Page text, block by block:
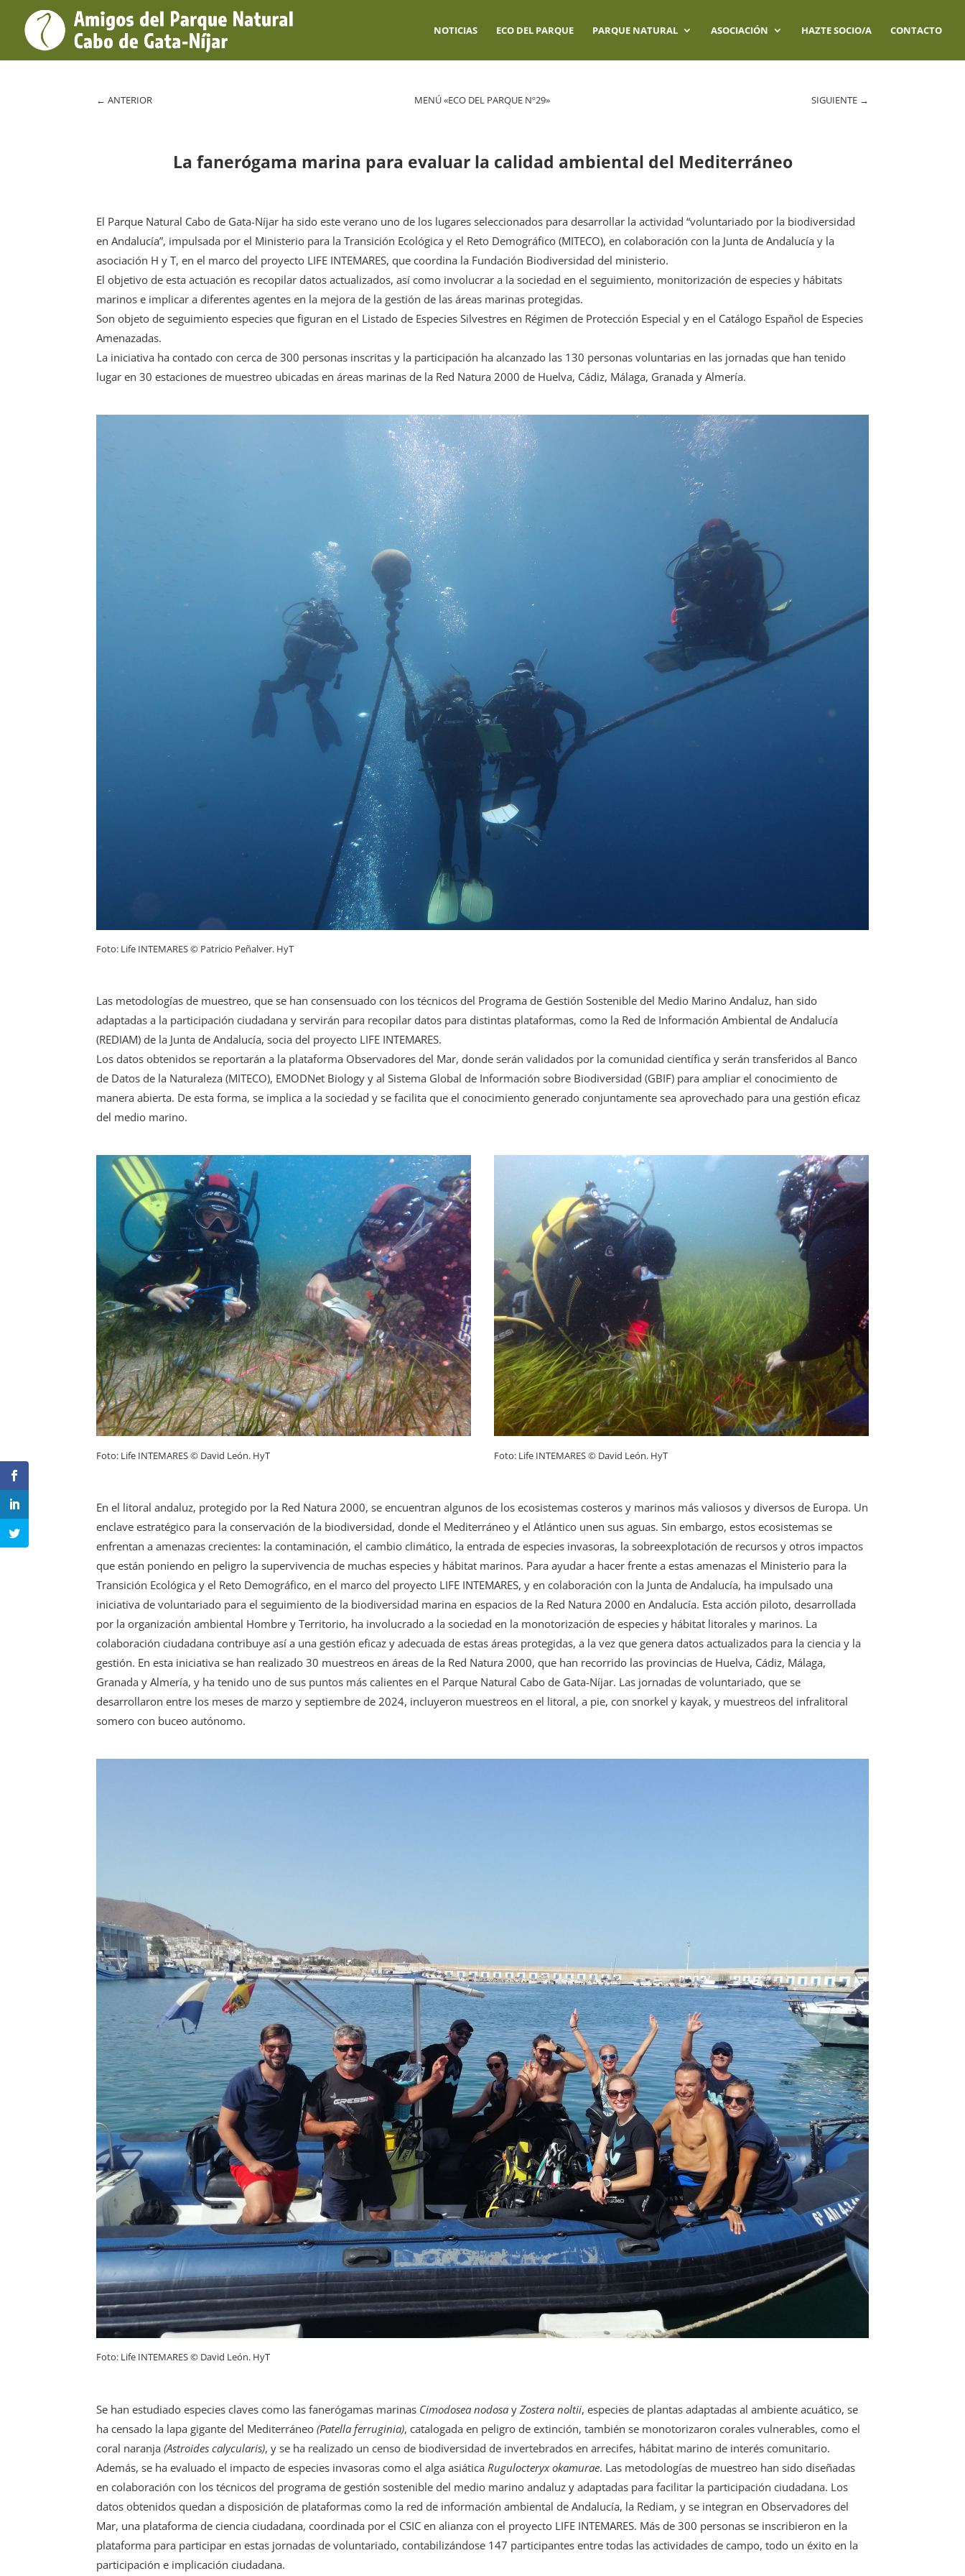
NOTICIAS ECO DEL PARQUE PARQUE NATURAL ASOCIACIÓN HAZTE SOCIO/A CONTACTO
←ANTERIOR MENÚ «ECO DEL PARQUE Nº29» SIGUIENTE →
La fanerógama marina para evaluar la calidad ambiental del Mediterráneo
El Parque Natural Cabo de Gata-Níjar ha sido este verano uno de los lugares seleccionados para desarrollar la actividad “voluntariado por la biodiversidad
en Andalucía”, impulsada por el Ministerio para la Transición Ecológica y el Reto Demográfico (MITECO), en colaboración con la Junta de Andalucía y la
asociación H y T, en el marco del proyecto LIFE INTEMARES, que coordina la Fundación Biodiversidad del ministerio.
El objetivo de esta actuación es recopilar datos actualizados, así como involucrar a la sociedad en el seguimiento, monitorización de especies y hábitats
marinos e implicar a diferentes agentes en la mejora de la gestión de las áreas marinas protegidas.
Son objeto de seguimiento especies que figuran en el Listado de Especies Silvestres en Régimen de Protección Especial y en el Catálogo Español de Especies
Amenazadas.
La iniciativa ha contado con cerca de 300 personas inscritas y la participación ha alcanzado las 130 personas voluntarias en las jornadas que han tenido
lugar en 30 estaciones de muestreo ubicadas en áreas marinas de la Red Natura 2000 de Huelva, Cádiz, Málaga, Granada y Almería.
Foto: Life INTEMARES © Patricio Peñalver. HyT
Las metodologías de muestreo, que se han consensuado con los técnicos del Programa de Gestión Sostenible del Medio Marino Andaluz, han sido
adaptadas a la participación ciudadana y servirán para recopilar datos para distintas plataformas, como la Red de Información Ambiental de Andalucía
(REDIAM) de la Junta de Andalucía, socia del proyecto LIFE INTEMARES.
Los datos obtenidos se reportarán a la plataforma Observadores del Mar, donde serán validados por la comunidad científica y serán transferidos al Banco
de Datos de la Naturaleza (MITECO), EMODNet Biology y al Sistema Global de Información sobre Biodiversidad (GBIF) para ampliar el conocimiento de
manera abierta. De esta forma, se implica a la sociedad y se facilita que el conocimiento generado conjuntamente sea aprovechado para una gestión eficaz
del medio marino.
Foto: Life INTEMARES © David León. HyT Foto: Life INTEMARES © David León. HyT
En el litoral andaluz, protegido por la Red Natura 2000, se encuentran algunos de los ecosistemas costeros y marinos más valiosos y diversos de Europa. Un
enclave estratégico para la conservación de la biodiversidad, donde el Mediterráneo y el Atlántico unen sus aguas. Sin embargo, estos ecosistemas se
enfrentan a amenazas crecientes: la contaminación, el cambio climático, la entrada de especies invasoras, la sobreexplotación de recursos y otros impactos
que están poniendo en peligro la supervivencia de muchas especies y hábitat marinos. Para ayudar a hacer frente a estas amenazas el Ministerio para la
Transición Ecológica y el Reto Demográfico, en el marco del proyecto LIFE INTEMARES, y en colaboración con la Junta de Andalucía, ha impulsado una
iniciativa de voluntariado para el seguimiento de la biodiversidad marina en espacios de la Red Natura 2000 en Andalucía. Esta acción piloto, desarrollada
por la organización ambiental Hombre y Territorio, ha involucrado a la sociedad en la monotorización de especies y hábitat litorales y marinos. La
colaboración ciudadana contribuye así a una gestión eficaz y adecuada de estas áreas protegidas, a la vez que genera datos actualizados para la ciencia y la
gestión. En esta iniciativa se han realizado 30 muestreos en áreas de la Red Natura 2000, que han recorrido las provincias de Huelva, Cádiz, Málaga,
Granada y Almería, y ha tenido uno de sus puntos más calientes en el Parque Natural Cabo de Gata-Níjar. Las jornadas de voluntariado, que se
desarrollaron entre los meses de marzo y septiembre de 2024, incluyeron muestreos en el litoral, a pie, con snorkel y kayak, y muestreos del infralitoral
somero con buceo autónomo.
Foto: Life INTEMARES © David León. HyT
Se han estudiado especies claves como las fanerógamas marinas Cimodosea nodosa yZostera noltii, especies de plantas adaptadas al ambiente acuático, se
ha censado la lapa gigante del Mediterráneo(Patella ferruginia), catalogada en peligro de extinción, también se monotorizaron corales vulnerables, como el
coral naranja(Astroides calycularis), y se ha realizado un censo de biodiversidad de invertebrados en arrecifes, hábitat marino de interés comunitario.
Además, se ha evaluado el impacto de especies invasoras como el alga asiática Rugulocteryx okamurae. Las metodologías de muestreo han sido diseñadas
en colaboración con los técnicos del programa de gestión sostenible del medio marino andaluz y adaptadas para facilitar la participación ciudadana. Los
datos obtenidos quedan a disposición de plataformas como la red de información ambiental de Andalucía, la Rediam, y se integran en Observadores del
Mar, una plataforma de ciencia ciudadana, coordinada por el CSIC en alianza con el proyecto LIFE INTEMARES. Más de 300 personas se inscribieron en la
plataforma para participar en estas jornadas de voluntariado, contabilizándose 147 participantes entre todas las actividades de campo, todo un éxito en la
participación e implicación ciudadana.